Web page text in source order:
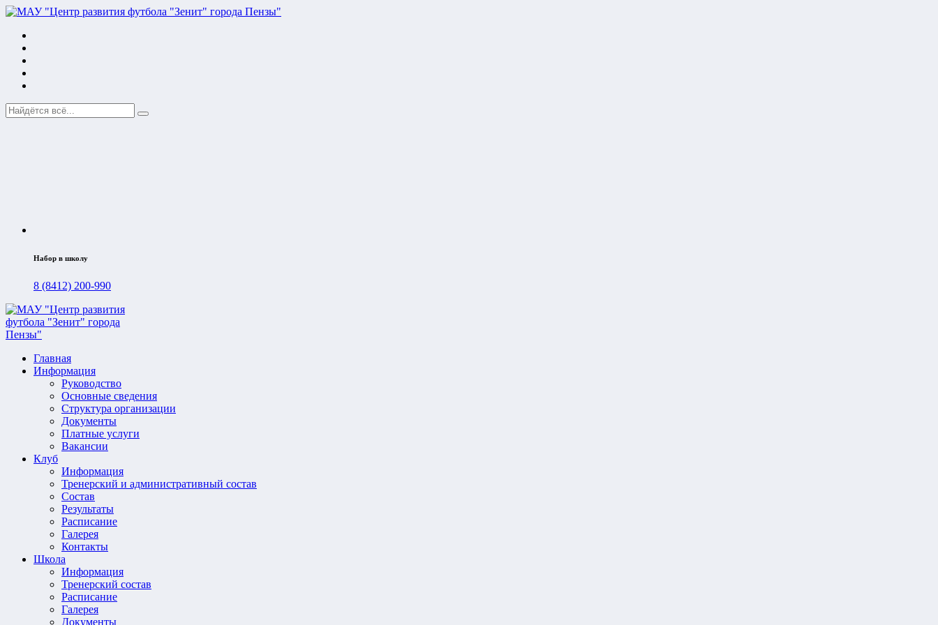
Набор в школу
8 (8412) 200-990
Главная
Информация
Руководство
Основные сведения
Структура организации
Документы
Платные услуги
Вакансии
Клуб
Информация
Тренерский и административный состав
Состав
Результаты
Расписание
Галерея
Контакты
Школа
Информация
Тренерский состав
Расписание
Галерея
Документы